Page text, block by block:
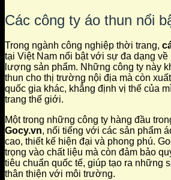
Các công ty áo thun nổi
Trong ngành công nghiệp thời trang,
tại Việt Nam nổi bật với sự đa dạng về
lượng sản phẩm. Những công ty này
thun cho thị trường nội địa mà còn
quốc gia khác, khẳng định vị thế của
trang thế giới.
Một trong những công ty hàng đầu
Gocy.vn, nổi tiếng với các sản phẩm
cao, thiết kế hiện đại và phong phú.
trọng vào chất liệu mà còn đảm bảo
tiêu chuẩn quốc tế, giúp tạo ra những
thân thiện với môi trường.